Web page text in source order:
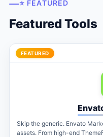
⭐ FEATURED
Featured Tools
FEATURED
Skip the generic. Envato
assets. From high-end